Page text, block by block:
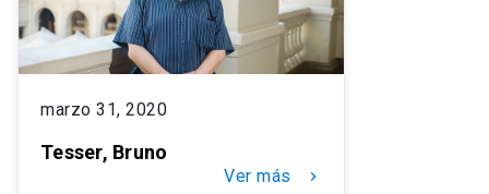
marzo 31, 2020
Tesser, Bruno
Ver más keyboard_arrow_right